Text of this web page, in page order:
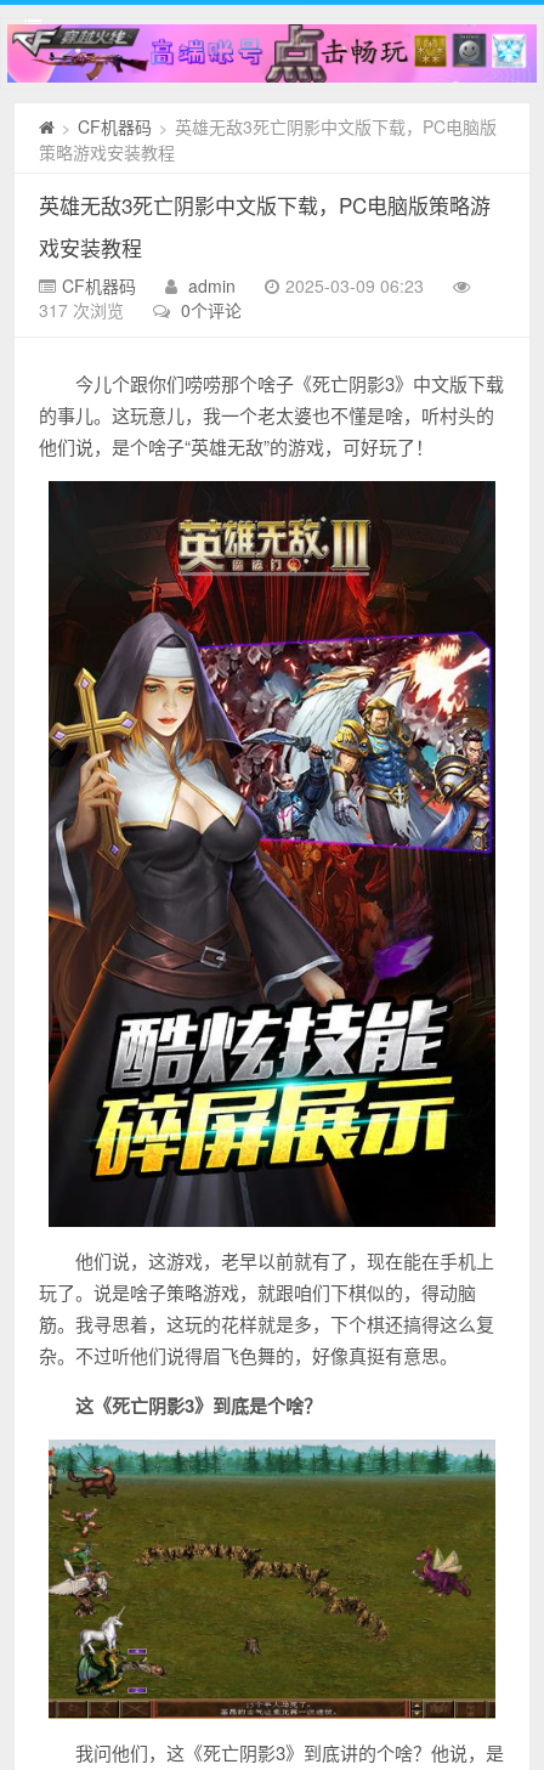
> CF机器码 > 英雄无敌3死亡阴影中文版下载，PC电脑版
策略游戏安装教程
英雄无敌3死亡阴影中文版下载，PC电脑版策略游
戏安装教程
CF机器码 admin
2025-03-09 06:23
317 次浏览
0个评论
今儿个跟你们唠唠那个啥子《死亡阴影3》中文版下载
的事儿。这玩意儿，我一个老太婆也不懂是啥，听村头的
他们说，是个啥子“英雄无敌”的游戏，可好玩了！
他们说，这游戏，老早以前就有了，现在能在手机上
玩了。说是啥子策略游戏，就跟咱们下棋似的，得动脑
筋。我寻思着，这玩的花样就是多，下个棋还搞得这么复
杂。不过听他们说得眉飞色舞的，好像真挺有意思。
这《死亡阴影3》到底是个啥？
我问他们，这《死亡阴影3》到底讲的个啥？他说，是